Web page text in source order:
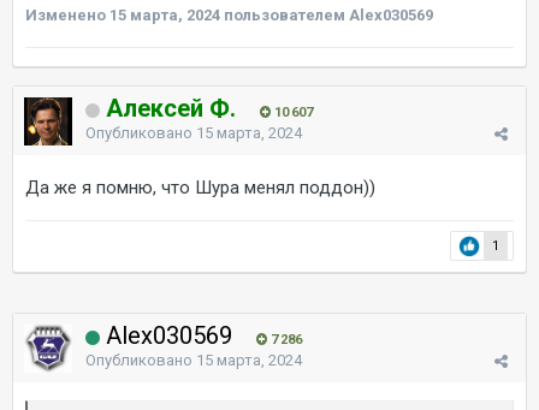
Изменено 15 марта, 2024 пользователем Alex030569
Алексей Ф. 10 607
Опубликовано 15 марта, 2024
Да же я помню, что Шура менял поддон))
1
Alex030569 7 286
Опубликовано 15 марта, 2024